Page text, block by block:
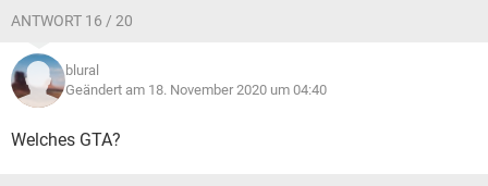
ANTWORT 16 / 20
blural
Geändert am 18. November 2020 um 04:40
Welches GTA?